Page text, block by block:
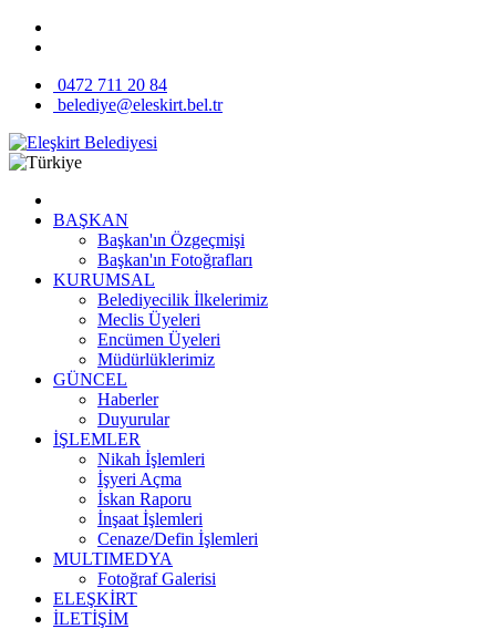
0472 711 20 84
belediye@eleskirt.bel.tr
BAŞKAN
Başkan'ın Özgeçmişi
Başkan'ın Fotoğrafları
KURUMSAL
Belediyecilik İlkelerimiz
Meclis Üyeleri
Encümen Üyeleri
Müdürlüklerimiz
GÜNCEL
Haberler
Duyurular
İŞLEMLER
Nikah İşlemleri
İşyeri Açma
İskan Raporu
İnşaat İşlemleri
Cenaze/Defin İşlemleri
MULTIMEDYA
Fotoğraf Galerisi
ELEŞKİRT
İLETİŞİM